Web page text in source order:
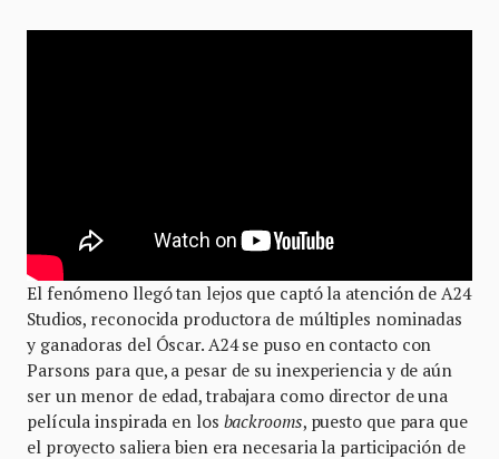
El fenómeno llegó tan lejos que captó la atención de A24
Studios, reconocida productora de múltiples nominadas
y ganadoras del Óscar. A24 se puso en contacto con
Parsons para que, a pesar de su inexperiencia y de aún
ser un menor de edad, trabajara como director de una
película inspirada en los backrooms, puesto que para que
el proyecto saliera bien era necesaria la participación de